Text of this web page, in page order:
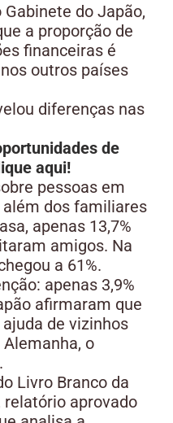
do Japão,
a proporção de
financeiras é
outros países
diferenças nas
de
aqui!
pessoas em
dos familiares
apenas 13,7%
amigos. Na
a 61%.
apenas 3,9%
afirmaram que
de vizinhos
o
Livro Branco da
relatório aprovado